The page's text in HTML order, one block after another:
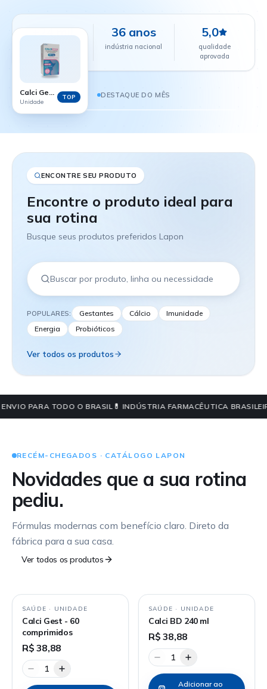
+24 mil
farmácias
parceiras
36 anos
indústria nacional
5,0
qualidade
aprovada
DESTAQUE DO MÊS
Calci Gest - 60 comprimidos
Unidade
TOP
ENCONTRE SEU PRODUTO
Encontre o produto ideal para
sua rotina
Busque seus produtos preferidos Lapon
POPULARES: Gestantes Cálcio
Imunidade
Energia
Probióticos
Ver todos os produtos
PARA TODO O BRASIL💊 INDÚSTRIA FARMACÊUTICA
RECÉM-CHEGADOS · CATÁLOGO LAPON
Novidades que a sua rotina
pediu.
Fórmulas modernas com benefício claro. Direto da
fábrica para a sua casa.
Ver todos os produtos
SAÚDE · UNIDADE
Calci Gest - 60
comprimidos
R$ 38,88
1
SAÚDE · UNIDADE
Calci BD 240 ml
R$ 38,88
1
Adicionar ao